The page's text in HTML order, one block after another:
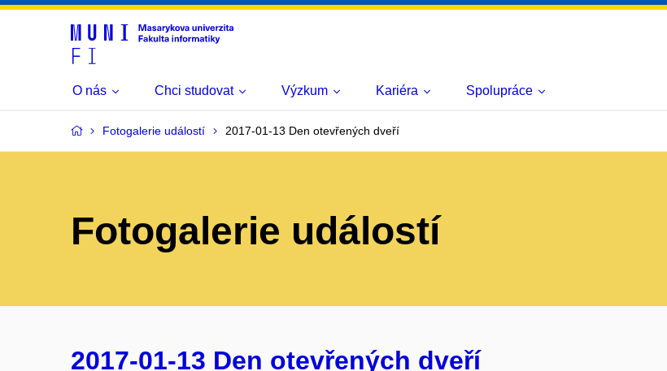
O nás Chci studovat Výzkum Kariéra Spolupráce
Fotogalerie událostí 2017-01-13 Den otevřených dveří
Fotogalerie událostí
2017-01-13 Den otevřených dveří